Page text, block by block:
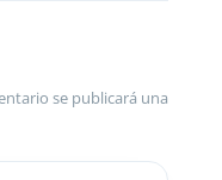
se publicará una